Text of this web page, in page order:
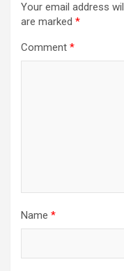
Your email address
are marked *
Comment *
Name *